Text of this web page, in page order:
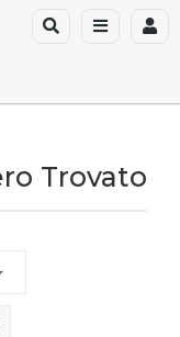
Trovato